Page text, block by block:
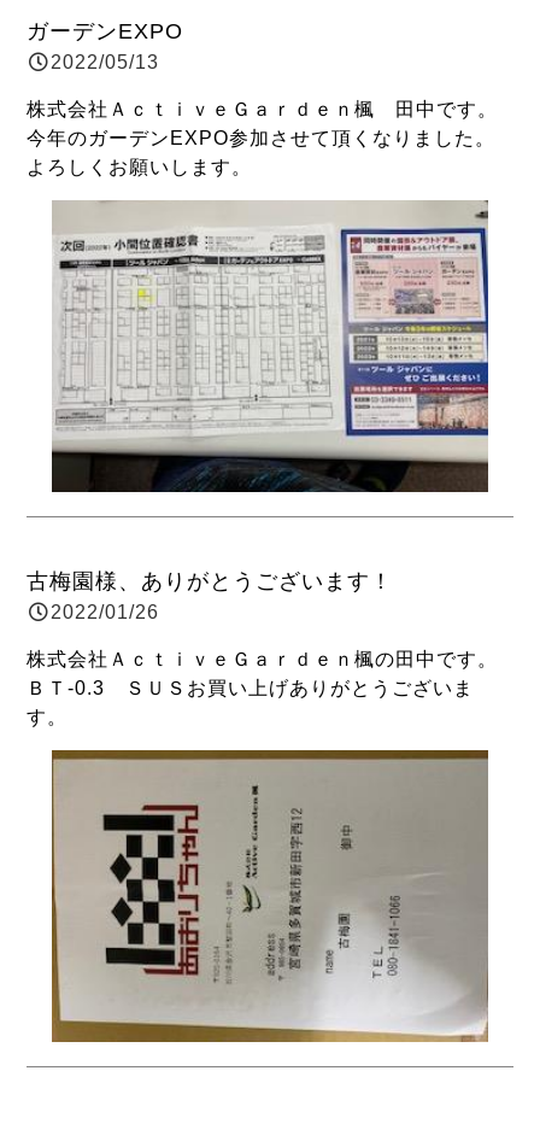
ガーデンEXPO
2022/05/13
株式会社ＡｃｔｉｖｅＧａｒｄｅｎ楓 田中です。
今年のガーデンEXPO参加させて頂くなりました。
よろしくお願いします。
古梅園様、ありがとうございます！
2022/01/26
株式会社ＡｃｔｉｖｅＧａｒｄｅｎ楓の田中です。
ＢＴ-0.3 ＳＵＳお買い上げありがとうございま
す。